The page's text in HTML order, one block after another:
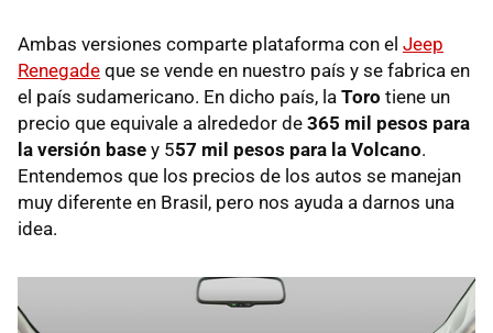
Ambas versiones comparte plataforma con el Jeep
Renegade que se vende en nuestro país y se fabrica en
el país sudamericano. En dicho país, la Toro tiene un
precio que equivale a alrededor de 365 mil pesos para
la versión base y 557 mil pesos para la Volcano.
Entendemos que los precios de los autos se manejan
muy diferente en Brasil, pero nos ayuda a darnos una
idea.